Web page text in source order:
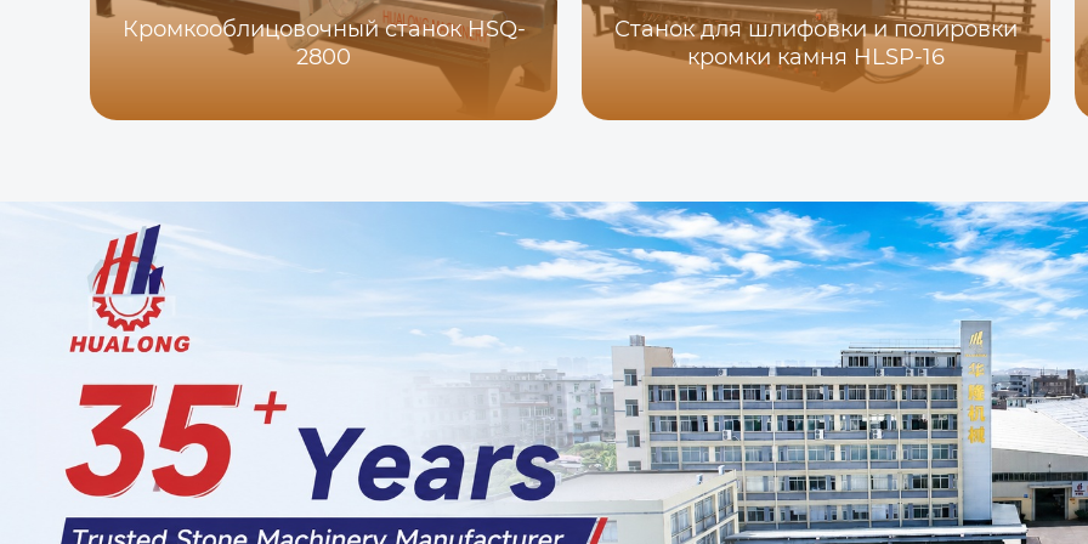
Кромкооблицовочный станок HSQ-
2800
Станок для шлифовки и полировки
кромки камня HLSP-16